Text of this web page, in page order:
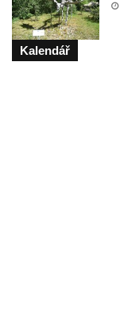
Kalendář